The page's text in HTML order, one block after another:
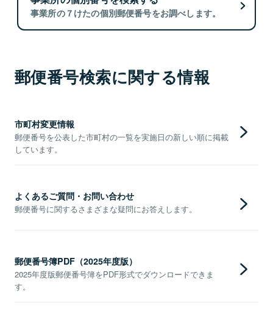
事業所の７けたの個別郵便番号をお調べします。
郵便番号検索に関する情報
市町村変更情報
郵便番号を公表した市町村の一覧を実施日の新しい順に掲載
しています。
よくあるご質問・お問い合わせ
郵便番号に関するさまざまな疑問にお答えします。
郵便番号簿PDF（2025年度版）
2025年度版郵便番号簿をPDF形式でダウンロードできま
す。